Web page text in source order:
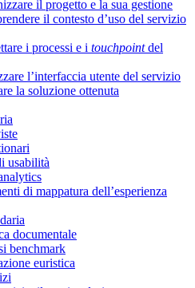
il progetto e la sua gestione
il contesto d’uso del servizio
i processi e i touchpointdel
l’interfaccia utente del servizio
la soluzione ottenuta
usabilità
di mappatura dell’esperienza
documentale
benchmark
euristica